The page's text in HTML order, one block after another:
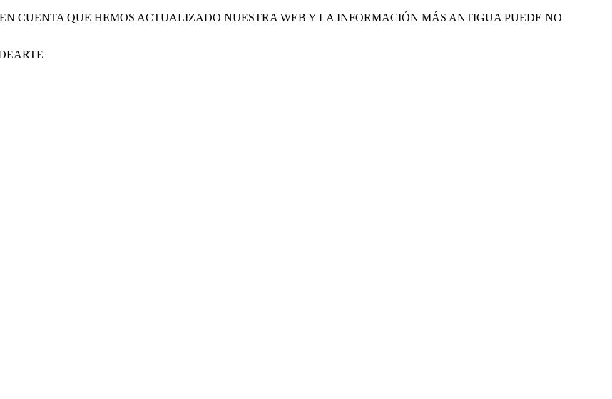
CUENTA QUE HEMOS ACTUALIZADO NUESTRA WEB Y LA INFORMACIÓN MÁS ANTIGUA PUEDE NO